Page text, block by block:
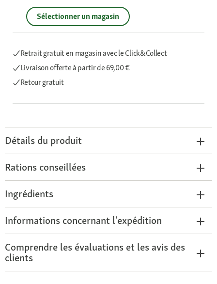
Sélectionner un magasin
Retrait gratuit en magasin avec le Click&Collect
Livraison offerteà partir de 69,00 €
Retour gratuit
Détails du produit
Rations conseillées
Ingrédients
Informations concernant l’expédition
Comprendre les évaluations et les avis des
clients